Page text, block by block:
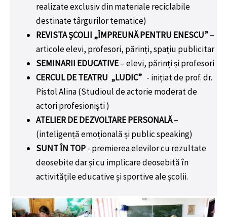
realizate exclusiv din materiale reciclabile
destinate târgurilor tematice)
REVISTA ȘCOLII „ÎMPREUNĂ PENTRU ENESCU”–
articole elevi, profesori, părinți, spațiu publicitar
SEMINARII EDUCATIVE– elevi, părinți și profesori
CERCUL DE TEATRU „LUDIC” - inițiat de prof. dr.
Pistol Alina (Studioul de actorie moderat de
actori profesioniști )
ATELIER DE DEZVOLTARE PERSONALĂ–
(inteligență emoțională și public speaking)
SUNT ÎN TOP- premierea elevilor cu rezultate
deosebite dar și cu implicare deosebită în
activitățile educative și sportive ale școlii.